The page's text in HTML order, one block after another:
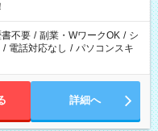
書不要 / 副業・WワークOK / シ
/ 電話対応なし / パソコンスキ
詳細へ